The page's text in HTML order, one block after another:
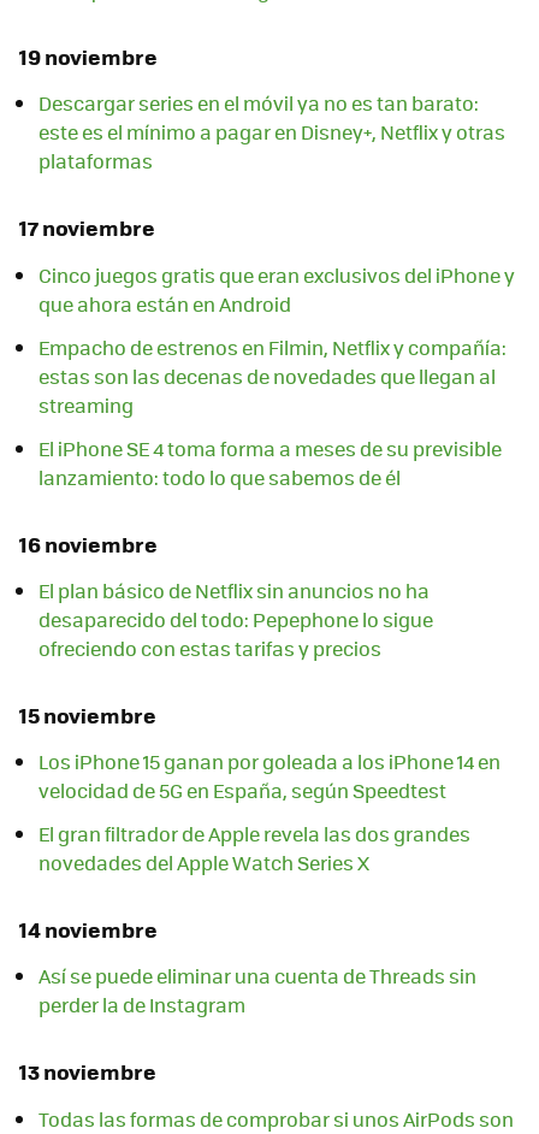
19 noviembre
Descargar series en el móvil ya no es tan barato:
este es el mínimo a pagar en Disney+, Netflix y otras
plataformas
17 noviembre
Cinco juegos gratis que eran exclusivos del iPhone y
que ahora están en Android
Empacho de estrenos en Filmin, Netflix y compañía:
estas son las decenas de novedades que llegan al
streaming
El iPhone SE 4 toma forma a meses de su previsible
lanzamiento: todo lo que sabemos de él
16 noviembre
El plan básico de Netflix sin anuncios no ha
desaparecido del todo: Pepephone lo sigue
ofreciendo con estas tarifas y precios
15 noviembre
Los iPhone 15 ganan por goleada a los iPhone 14 en
velocidad de 5G en España, según Speedtest
El gran filtrador de Apple revela las dos grandes
novedades del Apple Watch Series X
14 noviembre
Así se puede eliminar una cuenta de Threads sin
perder la de Instagram
13 noviembre
Todas las formas de comprobar si unos AirPods son